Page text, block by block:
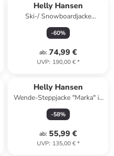
Helly Hansen
Ski-/ Snowboardjacke
"Stellar" in Türkis
-60%
ab: 74,99 €
UVP: 190,00 €*
Helly Hansen
Wende-Steppjacke "Marka" in
Schwarz/ Grau
-58%
ab: 55,99 €
UVP: 135,00 €*